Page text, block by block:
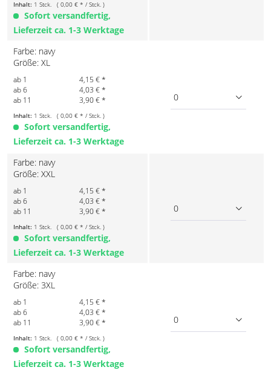
Inhalt: 1 Stck. ( 0,00 € * / Stck. )
Sofort versandfertig,
Lieferzeit ca. 1-3 Werktage
Farbe: navy
Größe: XL
ab 1
4,15 € *
ab 6
4,03 € *
ab 11
3,90 € *
Inhalt: 1 Stck. ( 0,00 € * / Stck. )
Sofort versandfertig,
Lieferzeit ca. 1-3 Werktage
0
Farbe: navy
Größe: XXL
ab 1
4,15 € *
ab 6
4,03 € *
ab 11
3,90 € *
Inhalt: 1 Stck. ( 0,00 € * / Stck. )
Sofort versandfertig,
Lieferzeit ca. 1-3 Werktage
0
Farbe: navy
Größe: 3XL
ab 1
4,15 € *
ab 6
4,03 € *
ab 11
3,90 € *
Inhalt: 1 Stck. ( 0,00 € * / Stck. )
Sofort versandfertig,
Lieferzeit ca. 1-3 Werktage
0